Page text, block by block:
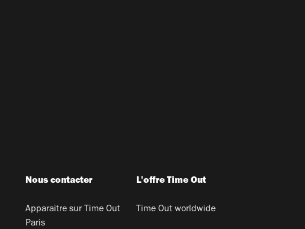
Nous contacter
Apparaitre sur Time Out
Paris
L'offre Time Out
Time Out worldwide